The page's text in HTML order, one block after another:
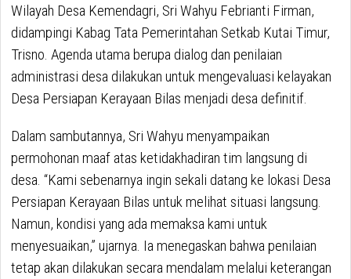
Wilayah Desa Kemendagri, Sri Wahyu Febrianti Firman,
didampingi Kabag Tata Pemerintahan Setkab Kutai Timur,
Trisno. Agenda utama berupa dialog dan penilaian
administrasi desa dilakukan untuk mengevaluasi kelayakan
Desa Persiapan Kerayaan Bilas menjadi desa definitif.
Dalam sambutannya, Sri Wahyu menyampaikan
permohonan maaf atas ketidakhadiran tim langsung di
desa. “Kami sebenarnya ingin sekali datang ke lokasi Desa
Persiapan Kerayaan Bilas untuk melihat situasi langsung.
Namun, kondisi yang ada memaksa kami untuk
menyesuaikan,” ujarnya. Ia menegaskan bahwa penilaian
tetap akan dilakukan secara mendalam melalui keterangan